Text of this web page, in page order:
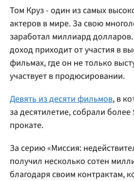
Том Круз - один из самых
актеров в мире. За свою
заработал миллиард
доход приходит от участия в
фильмах, где он не только
участвует в продюсировании.
Девять из десяти фильмов, в
за десятилетие, собрали более
прокате.
За серию «Миссия:
получил несколько сотен
благодаря своим контрактам,